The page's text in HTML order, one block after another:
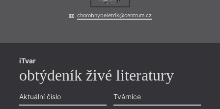
chorobnybeletrik@centrum.cz
iTvar
obtýdeník živé literatury
Aktuální číslo
Tvárnice